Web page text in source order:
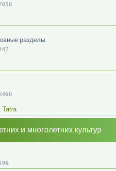
разделы.
Tatra
и многолетних культур